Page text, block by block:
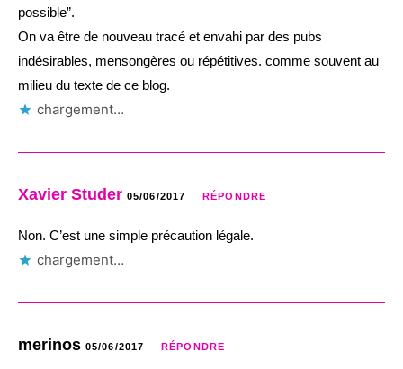
possible”.
On va être de nouveau tracé et envahi par des pubs
indésirables, mensongères ou répétitives. comme souvent au
milieu du texte de ce blog.
chargement…
Xavier Studer 05/06/2017 RÉPONDRE
Non. C’est une simple précaution légale.
chargement…
merinos 05/06/2017 RÉPONDRE